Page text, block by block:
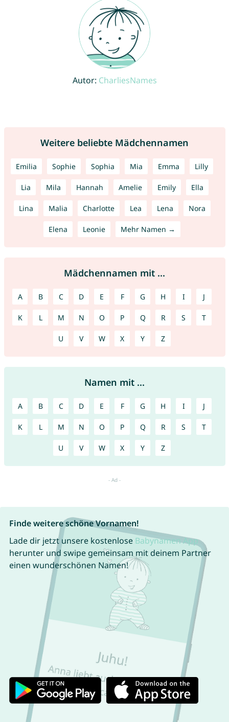
Autor: CharliesNames
Weitere beliebte Mädchennamen
Emilia Sophie Sophia Mia Emma Lilly
Lia Mila Hannah Amelie Emily Ella
Lina Malia Charlotte Lea Lena Nora
Elena Leonie Mehr Namen →
Mädchennamen mit ...
A B C D E F G H I J
K L M N O P Q R S T
U V W X Y Z
Namen mit ...
A B C D E F G H I J
K L M N O P Q R S T
U V W X Y Z
Finde weitere schöne Vornamen!
Lade dir jetzt unsere kostenlose Babynamen App
herunter und swipe gemeinsam mit deinem Partner
einen wunderschönen Namen!